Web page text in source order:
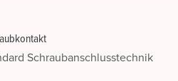
Schraubanschlusstechnik